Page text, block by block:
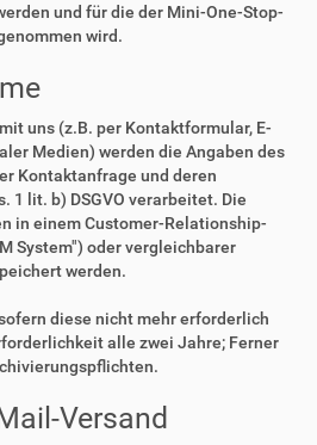
und für die der Mini-One-Stop-
wird.
uns (z.B. per Kontaktformular, E-
Medien) werden die Angaben des
Kontaktanfrage und deren
1 lit. b) DSGVO verarbeitet. Die
in einem Customer-Relationship-
System") oder vergleichbarer
werden.
diese nicht mehr erforderlich
alle zwei Jahre; Ferner
Versand